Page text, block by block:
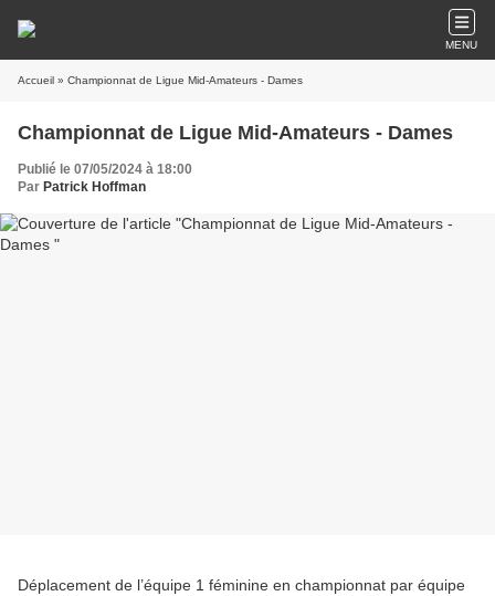
MENU
Accueil » Championnat de Ligue Mid-Amateurs - Dames
Championnat de Ligue Mid-Amateurs - Dames
Publié le 07/05/2024 à 18:00
Par Patrick Hoffman
Déplacement de l’équipe 1 féminine en championnat par équipe